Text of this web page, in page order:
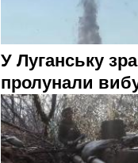
У Луганську
пролунали